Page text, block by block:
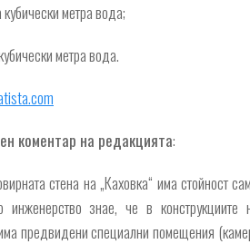
метра вода;
метра вода.
коментар на редакцията:
стена на „Каховка“ има стойност
инженерство знае, че в
предвидени специални помещения